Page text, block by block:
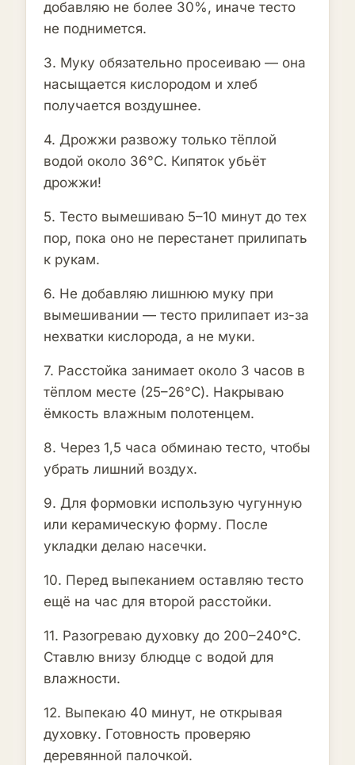
добавляю не более 30%, иначе тесто
не поднимется.
3. Муку обязательно просеиваю — она
насыщается кислородом и хлеб
получается воздушнее.
4. Дрожжи развожу только тёплой
водой около 36°C. Кипяток убьёт
дрожжи!
5. Тесто вымешиваю 5–10 минут до тех
пор, пока оно не перестанет прилипать
к рукам.
6. Не добавляю лишнюю муку при
вымешивании — тесто прилипает из-за
нехватки кислорода, а не муки.
7. Расстойка занимает около 3 часов в
тёплом месте (25–26°C). Накрываю
ёмкость влажным полотенцем.
8. Через 1,5 часа обминаю тесто, чтобы
убрать лишний воздух.
9. Для формовки использую чугунную
или керамическую форму. После
укладки делаю насечки.
10. Перед выпеканием оставляю тесто
ещё на час для второй расстойки.
11. Разогреваю духовку до 200–240°C.
Ставлю внизу блюдце с водой для
влажности.
12. Выпекаю 40 минут, не открывая
духовку. Готовность проверяю
деревянной палочкой.